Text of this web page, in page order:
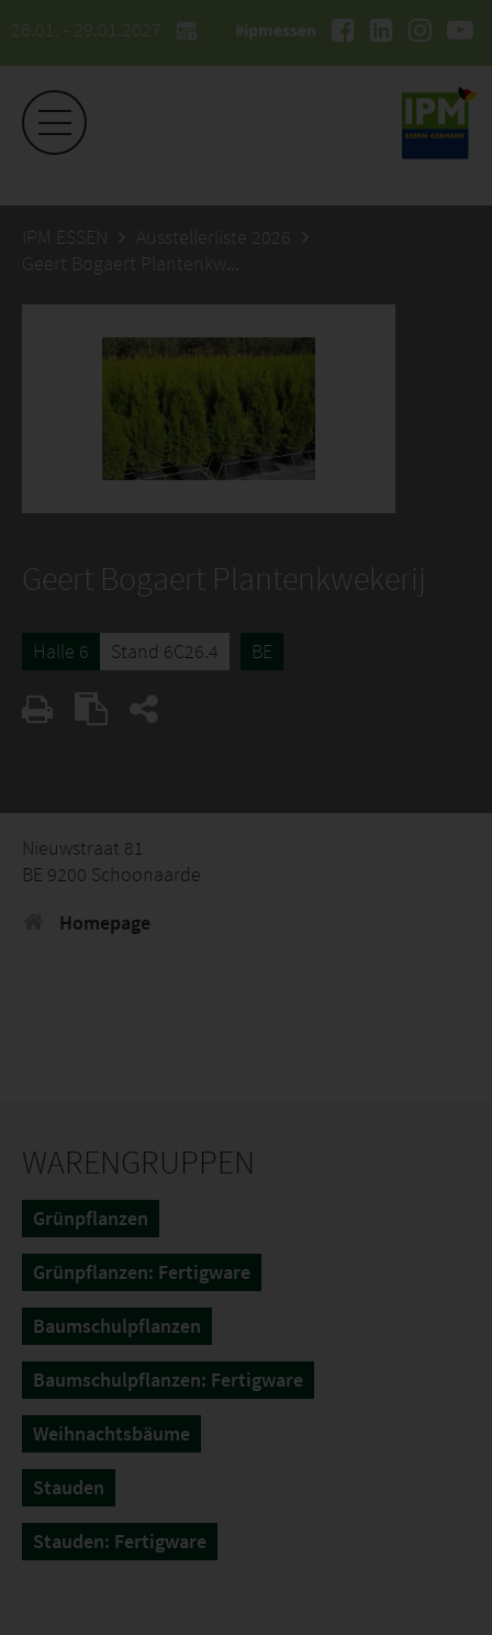
26.01. - 29.01.2027 #ipmessen
IPM ESSEN
Ausstellerliste 2026
Geert Bogaert Plantenkwekerij
Geert Bogaert Plantenkwekerij
Halle 6 Stand 6C26.4 BE
Nieuwstraat 81
BE 9200 Schoonaarde
Homepage
WARENGRUPPEN
Grünpflanzen
Grünpflanzen: Fertigware
Baumschulpflanzen
Baumschulpflanzen: Fertigware
Weihnachtsbäume
Stauden
Stauden: Fertigware